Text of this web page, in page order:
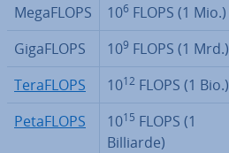
MegaFLOPS 106 FLOPS (1 Mio.)
GigaFLOPS
109 FLOPS (1 Mrd.)
TeraFLOPS
1012 FLOPS (1 Bio.)
PetaFLOPS
1015 FLOPS (1
Billiarde)